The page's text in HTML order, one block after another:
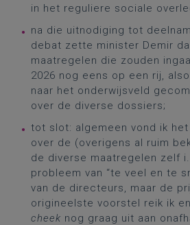
in het reguliere sociale
na die uitnodiging tot
debat zette minister Demir
maatregelen die zouden
2026 nog eens op een rij,
naar het onderwijsveld
over de diverse dossiers;
tot slot: algemeen vond ik
over de (overigens al ruim
de diverse maatregelen zelf
probleem van “te veel en te
van de directeurs, maar de
origineelste voorstel reik ik
cheek nog graag uit aan